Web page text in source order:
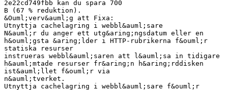
2e22cd749fbb kan du spara 700
B (67 % reduktion).
&Ouml;verv&auml;g att Fixa:
Utnyttja cachelagring i webbl&auml;sare
N&auml;r du anger ett utg&aring;ngsdatum eller en
h&ouml;gsta &aring;lder i HTTP-rubrikerna f&ouml;r
statiska resurser
instrueras webbl&auml;saren att l&auml;sa in tidigare
h&auml;mtade resurser fr&aring;n h&aring;rddisken
ist&auml;llet f&ouml;r via
n&auml;tverket.
Utnyttja cachelagring i webbl&auml;sare f&ouml;r